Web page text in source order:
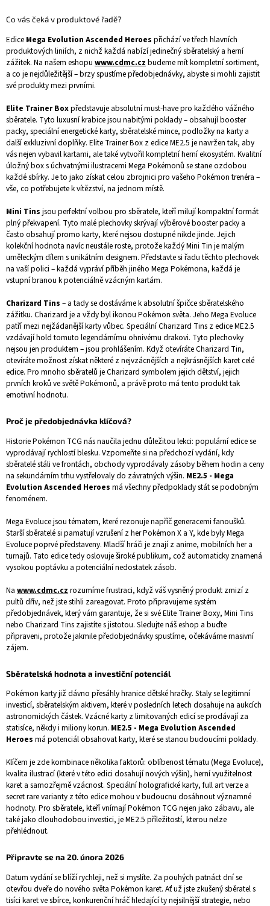
Co vás čeká v produktové řadě?
Edice Mega Evolution Ascended Heroes přichází ve třech hlavních
produktových liniích, z nichž každá nabízí jedinečný sběratelský a herní
zážitek. Na našem eshopu www.cdmc.cz budeme mít kompletní sortiment,
a co je nejdůležitější – brzy spustíme předobjednávky, abyste si mohli zajistit
své produkty mezi prvními.
Elite Trainer Boxpředstavuje absolutní must-have pro každého vážného
sběratele. Tyto luxusní krabice jsou nabitými poklady – obsahují booster
packy, speciální energetické karty, sběratelské mince, podložky na karty a
další exkluzivní doplňky. Elite Trainer Box z edice ME2.5 je navržen tak, aby
vás nejen vybavil kartami, ale také vytvořil kompletní herní ekosystém. Kvalitní
úložný box s úchvatnými ilustracemi Mega Pokémonů se stane ozdobou
každé sbírky. Je to jako získat celou zbrojnici pro vašeho Pokémon trenéra –
vše, co potřebujete k vítězství, na jednom místě.
Mini Tins jsou perfektní volbou pro sběratele, kteří milují kompaktní formát
plný překvapení. Tyto malé plechovky skrývají výběrové booster packy a
často obsahují promo karty, které nejsou dostupné nikde jinde. Jejich
kolekční hodnota navíc neustále roste, protože každý Mini Tin je malým
uměleckým dílem s unikátním designem. Představte si řadu těchto plechovek
na vaší polici – každá vypráví příběh jiného Mega Pokémona, každá je
vstupní branou k potenciálně vzácným kartám.
Charizard Tins – a tady se dostáváme k absolutní špičce sběratelského
zážitku. Charizard je a vždy byl ikonou Pokémon světa. Jeho Mega Evoluce
patří mezi nejžádanější karty vůbec. Speciální Charizard Tins z edice ME2.5
vzdávají hold tomuto legendárnímu ohnivému drakovi. Tyto plechovky
nejsou jen produktem – jsou prohlášením. Když otevíráte Charizard Tin,
otevíráte možnost získat některé z nejvzácnějších a nejkrásnějších karet celé
edice. Pro mnoho sběratelů je Charizard symbolem jejich dětství, jejich
prvních kroků ve světě Pokémonů, a právě proto má tento produkt tak
emotivní hodnotu.
Proč je předobjednávka klíčová?
Historie Pokémon TCG nás naučila jednu důležitou lekci: populární edice se
vyprodávají rychlostí blesku. Vzpomeňte si na předchozí vydání, kdy
sběratelé stáli ve frontách, obchody vyprodávaly zásoby během hodin a ceny
na sekundárním trhu vystřelovaly do závratných výšin. ME2.5 - Mega
Evolution Ascended Heroes má všechny předpoklady stát se podobným
fenoménem.
Mega Evoluce jsou tématem, které rezonuje napříč generacemi fanoušků.
Starší sběratelé si pamatují vzrušení z her Pokémon X a Y, kde byly Mega
Evoluce poprvé představeny. Mladší hráči je znají z anime, mobilních her a
turnajů. Tato edice tedy oslovuje široké publikum, což automaticky znamená
vysokou poptávku a potenciální nedostatek zásob.
Na www.cdmc.cz rozumíme frustraci, když váš vysněný produkt zmizí z
pultů dřív, než jste stihli zareagovat. Proto připravujeme systém
předobjednávek, který vám garantuje, že si své Elite Trainer Boxy, Mini Tins
nebo Charizard Tins zajistíte s jistotou. Sledujte náš eshop a buďte
připraveni, protože jakmile předobjednávky spustíme, očekáváme masivní
zájem.
Sběratelská hodnota a investiční potenciál
Pokémon karty již dávno přesáhly hranice dětské hračky. Staly se legitimní
investicí, sběratelským aktivem, které v posledních letech dosahuje na aukcích
astronomických částek. Vzácné karty z limitovaných edicí se prodávají za
statisíce, někdy i miliony korun. ME2.5 - Mega Evolution Ascended
Heroes má potenciál obsahovat karty, které se stanou budoucími poklady.
Klíčem je zde kombinace několika faktorů: oblíbenost tématu (Mega Evoluce),
kvalita ilustrací (které v této edici dosahují nových výšin), herní využitelnost
karet a samozřejmě vzácnost. Speciální holografické karty, full art verze a
secret rare varianty z této edice mohou v budoucnu dosáhnout významné
hodnoty. Pro sběratele, kteří vnímají Pokémon TCG nejen jako zábavu, ale
také jako dlouhodobou investici, je ME2.5 příležitostí, kterou nelze
přehlédnout.
Připravte se na 20. února 2026
Datum vydání se blíží rychleji, než si myslíte. Za pouhých patnáct dní se
otevřou dveře do nového světa Pokémon karet. Ať už jste zkušený sběratel s
tisíci karet ve sbírce, konkurenční hráč hledající ty nejsilnější strategie, nebo